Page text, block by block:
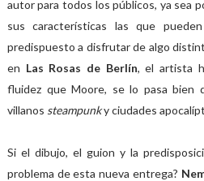
autor para todos los públicos, ya sea
sus características las que
predispuesto a disfrutar de algo
en Las Rosas de Berlín, el artista
fluidez que Moore, se lo pasa bien
villanos steampunky ciudades
Si el dibujo, el guion y la
problema de esta nueva entrega?